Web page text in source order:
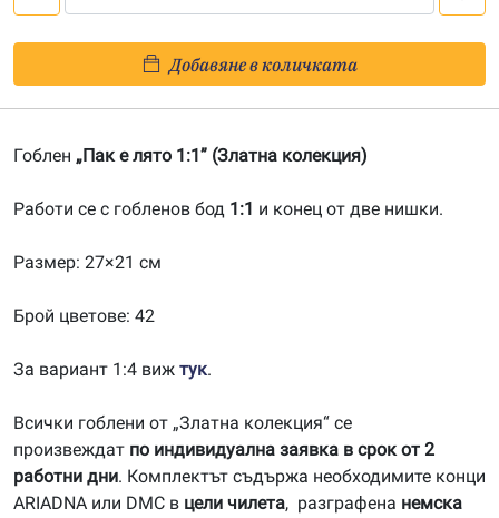
е
лято
20130603
Добавяне в количката
Гоблен „Пак е лято 1:1” (Златна колекция)
Работи се с гобленов бод 1:1 и конец от две нишки.
Размер: 27×21 см
Брой цветове: 42
За вариант 1:4 виж тук.
Всички гоблени от „Златна колекция“ се
произвеждат по индивидуална заявка в срок от 2
работни дни. Комплектът съдържа необходимите конци
ARIADNA или DMC в цели чилета, разграфена немска